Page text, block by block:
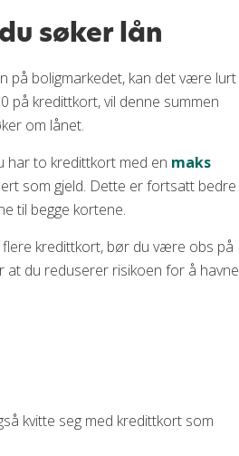
søker lån
på boligmarkedet, kan det være lurt
på kredittkort, vil denne summen
om lånet.
har to kredittkort med en maks
som gjeld. Dette er fortsatt bedre
til begge kortene.
flere kredittkort, bør du være obs på
at du reduserer risikoen for å havne
kvitte seg med kredittkort som